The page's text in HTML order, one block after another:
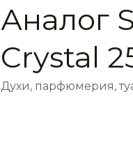
Аналог
Crystal
Духи, парфюмерия,